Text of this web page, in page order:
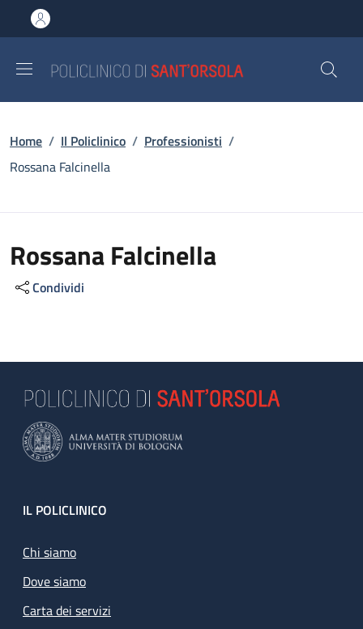
al contenuto principale
to footer content
Briciole di pane
Home / Il Policlinico / Professionisti /
Rossana Falcinella
Rossana Falcinella
Condividi
Footer
IL POLICLINICO
Chi siamo
Dove siamo
Carta dei servizi